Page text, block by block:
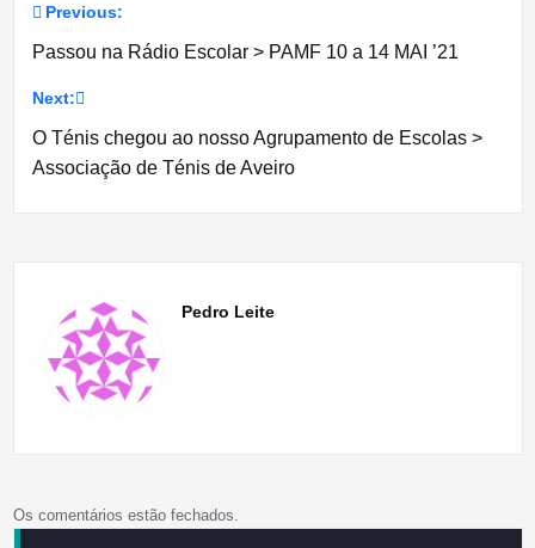
Navegação
artigos
Previous:
Passou na Rádio Escolar > PAMF 10 a 14 MAI ’21
Next:
O Ténis chegou ao nosso Agrupamento de Escolas >
Associação de Ténis de Aveiro
Pedro Leite
Os comentários estão fechados.